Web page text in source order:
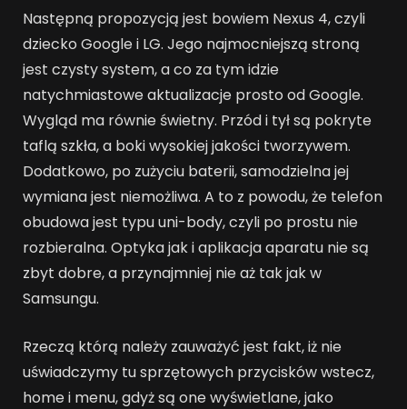
Następną propozycją jest bowiem Nexus 4, czyli
dziecko Google i LG. Jego najmocniejszą stroną
jest czysty system, a co za tym idzie
natychmiastowe aktualizacje prosto od Google.
Wygląd ma równie świetny. Przód i tył są pokryte
taflą szkła, a boki wysokiej jakości tworzywem.
Dodatkowo, po zużyciu baterii, samodzielna jej
wymiana jest niemożliwa. A to z powodu, że telefon
obudowa jest typu uni-body, czyli po prostu nie
rozbieralna. Optyka jak i aplikacja aparatu nie są
zbyt dobre, a przynajmniej nie aż tak jak w
Samsungu.
Rzeczą którą należy zauważyć jest fakt, iż nie
uświadczymy tu sprzętowych przycisków wstecz,
home i menu, gdyż są one wyświetlane, jako